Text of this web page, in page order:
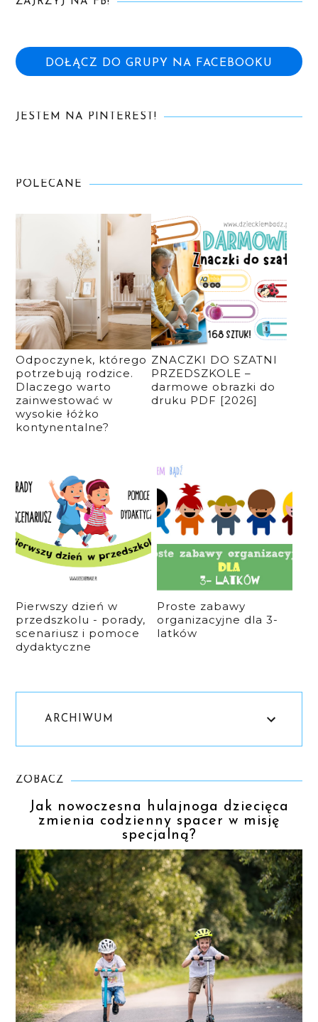
DOŁĄCZ DO GRUPY NA FACEBOOKU
JESTEM NA PINTEREST!
POLECANE
Odpoczynek, którego
potrzebują rodzice.
Dlaczego warto
zainwestować w
wysokie łóżko
kontynentalne?
ZNACZKI DO SZATNI
PRZEDSZKOLE –
darmowe obrazki do
druku PDF [2026]
Pierwszy dzień w
przedszkolu - porady,
scenariusz i pomoce
dydaktyczne
Proste zabawy
organizacyjne dla 3-
latków
ARCHIWUM
ZOBACZ
Jak nowoczesna hulajnoga dziecięca
zmienia codzienny spacer w misję
specjalną?